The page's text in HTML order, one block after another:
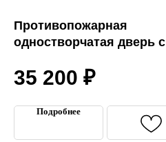
Противопожарная
одностворчатая дверь с
индивидуальный заказ
35 200 ₽
Подробнее